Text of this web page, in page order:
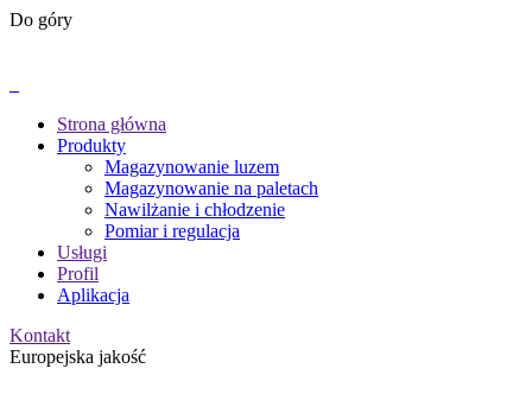
Do góry
Strona główna
Produkty
Magazynowanie luzem
Magazynowanie na paletach
Nawilżanie i chłodzenie
Pomiar i regulacja
Usługi
Profil
Aplikacja
Kontakt
Europejska jakość